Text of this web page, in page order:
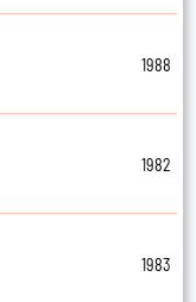
1988
1982
1983